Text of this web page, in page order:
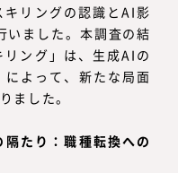
リングの認識とAI影
ました。本調査の結
ング」は、生成AIの
よって、新たな局面
ました。
たり：職種転換への